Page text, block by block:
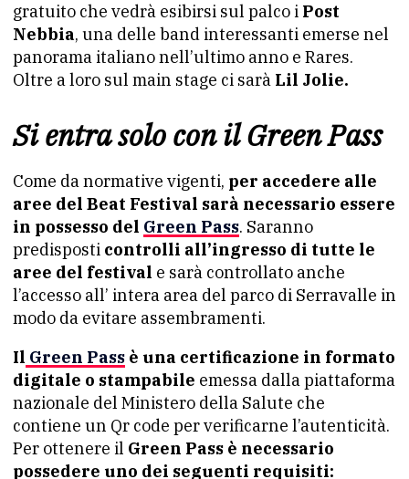
gratuito che vedrà esibirsi sul palco i Post
Nebbia, una delle band interessanti emerse nel
panorama italiano nell’ultimo anno e Rares.
Oltre a loro sul main stage ci sarà Lil Jolie.
Si entra solo con il Green Pass
Come da normative vigenti, per accedere alle
aree del Beat Festival sarà necessario essere
in possesso del Green Pass. Saranno
predisposti controlli all’ingresso di tutte le
aree del festival e sarà controllato anche
l’accesso all’ intera area del parco di Serravalle in
modo da evitare assembramenti.
Il Green Pass è una certificazione in formato
digitale o stampabile emessa dalla piattaforma
nazionale del Ministero della Salute che
contiene un Qr code per verificarne l’autenticità.
Per ottenere il Green Pass è necessario
possedere uno dei seguenti requisiti: